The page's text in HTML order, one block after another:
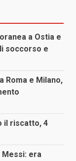
a Ostia e
soccorso e
Roma e Milano,
il riscatto, 4
Messi: era